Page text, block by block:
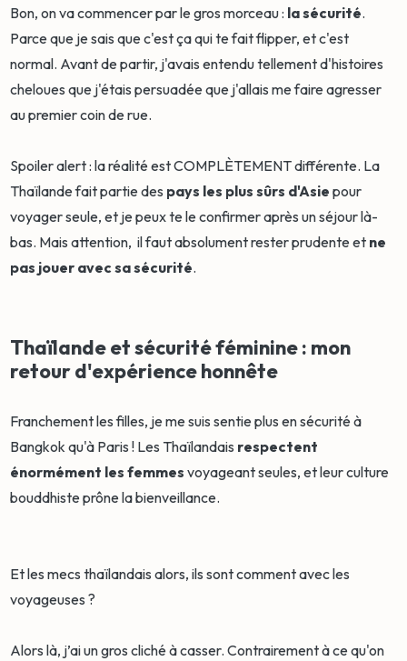
Bon, on va commencer par le gros morceau : la sécurité.
Parce que je sais que c'est ça qui te fait flipper, et c'est
normal. Avant de partir, j'avais entendu tellement d'histoires
cheloues que j'étais persuadée que j'allais me faire agresser
au premier coin de rue.
Spoiler alert : la réalité est COMPLÈTEMENT différente. La
Thaïlande fait partie des pays les plus sûrs d'Asie pour
voyager seule, et je peux te le confirmer après un séjour là-
bas. Mais attention, il faut absolument rester prudente et ne
pas jouer avec sa sécurité.
Thaïlande et sécurité féminine : mon
retour d'expérience honnête
Franchement les filles, je me suis sentie plus en sécurité à
Bangkok qu'à Paris ! Les Thaïlandais respectent
énormément les femmes voyageant seules, et leur culture
bouddhiste prône la bienveillance.
Et les mecs thaïlandais alors, ils sont comment avec les
voyageuses ?
Alors là, j’ai un gros cliché à casser. Contrairement à ce qu'on